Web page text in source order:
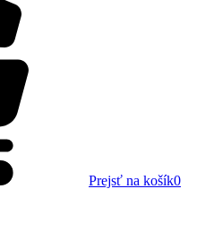
Prejsť na košík0